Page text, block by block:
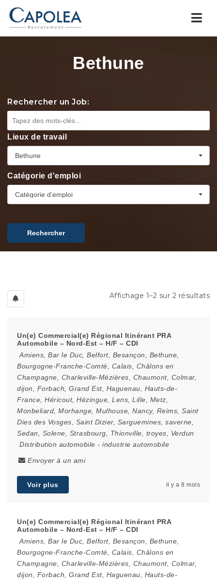
Bethune
Rechercher un Job:
Lieux de travail
Bethune
Catégorie d'emploi
Catégorie d’emploi
Rechercher
Affichage 1–2 sur 2 résultats
Un(e) Commercial(e) Régional Itinérant PRA
Automobile – Nord-Est – H/F – CDI
Amiens Bar le Duc Belfort, Besançon Bethune
Bourgogne-Franche-Comté
Calais
Châlons en
Champagne
Charleville-Mézières Chaumont, Colmar,
dijon
Forbach Grand Est, Haguenau
Hauts-de-
France Héricout, Hézingue Lens Lille Metz
Monbeliard Morhange Mulhouse Nancy, Reims Saint
Dies des Vosges
Saint Dizier, Sarguemines saverne
Sedan
Solene Strasbourg Thionville troyes
Verdun
Distribution automobile - industrie automobile
Envoyer à un ami
Voir plus il y a 8 mois
Un(e) Commercial(e) Régional Itinérant PRA
Automobile – Nord-Est – H/F – CDI
Amiens Bar le Duc Belfort, Besançon Bethune
Bourgogne-Franche-Comté
Calais
Châlons en
Champagne
Charleville-Mézières Chaumont, Colmar,
dijon
Forbach Grand Est, Haguenau
Hauts-de-